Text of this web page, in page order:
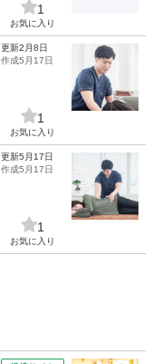
1
お気に入り
更新2月8日
作成5月17日
1
お気に入り
更新5月17日
作成5月17日
1
お気に入り